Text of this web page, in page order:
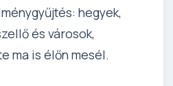
hegyek,
és városok,
ma is élőn mesél.